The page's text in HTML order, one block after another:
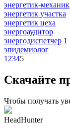
энергетик-механик
энергетик участка
энергетик цеха
энергоаудитор
энергодиспетчер 1
эпидемиолог
1 2345
Скачайте
Чтобы получать
HeadHunter